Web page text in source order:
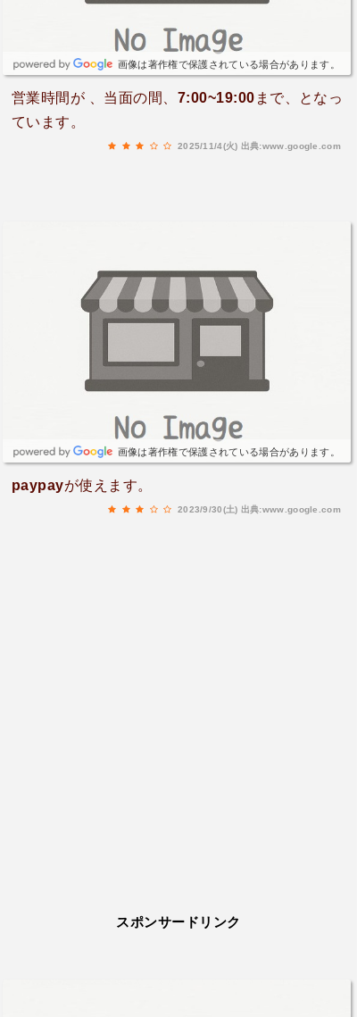
画像は著作権で保護されている場合があります。
営業時間が 、当面の間、7:00~19:00まで、となっ
ています。
2025/11/4(火) 出典:www.google.com
画像は著作権で保護されている場合があります。
paypayが使えます。
2023/9/30(土) 出典:www.google.com
スポンサードリンク